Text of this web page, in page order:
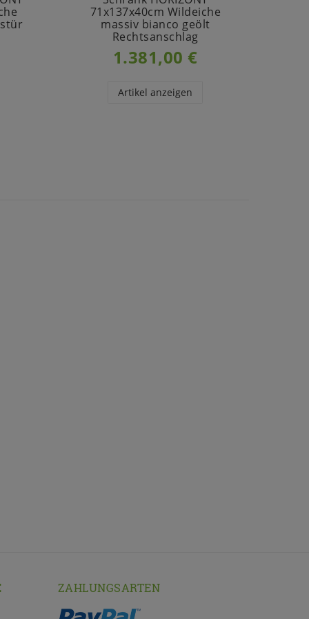
71x137x40cm Wildeiche
massiv bianco geölt
Rechtsanschlag
1.381,00 €
Artikel anzeigen
ZAHLUNGSARTEN